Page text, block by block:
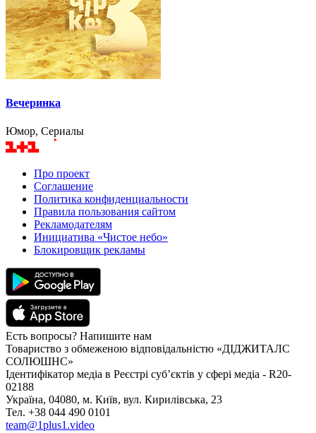
Вечеринка
Юмор, Сериалы
Про проект
Соглашение
Политика конфиденциальности
Правила пользования сайтом
Рекламодателям
Инициатива «Чистое небо»
Блокировщик рекламы
Есть вопросы? Напишите нам
Товариство з обмеженою відповідальністю «ДІДЖИТАЛС
СОЛЮШНС»
Ідентифікатор медіа в Реєстрі суб’єктів у сфері медіа - R20-
02188
Україна, 04080, м. Київ, вул. Кирилівська, 23
Тел. +38 044 490 0101
team@1plus1.video